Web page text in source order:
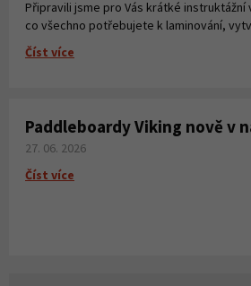
Připravili jsme pro Vás krátké
co všechno potřebujete k laminování,
Číst více
Paddleboardy Viking nově v
27. 06. 2026
Číst více